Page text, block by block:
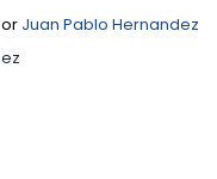
Juan Pablo Hernandez